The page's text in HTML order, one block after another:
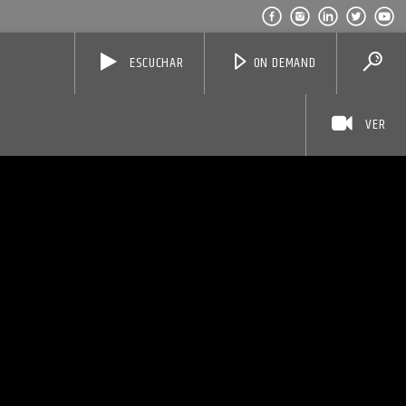
ON DEMAND
ESCUCHAR
VER